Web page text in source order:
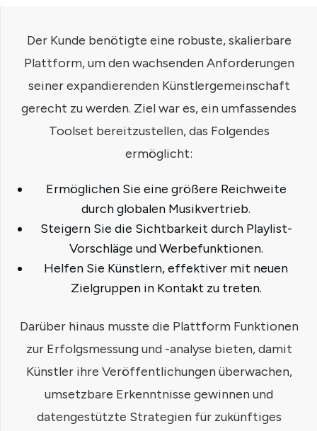
Der Kunde benötigte eine robuste, skalierbare
Plattform, um den wachsenden Anforderungen
seiner expandierenden Künstlergemeinschaft
gerecht zu werden. Ziel war es, ein umfassendes
Toolset bereitzustellen, das Folgendes
ermöglicht:
Ermöglichen Sie eine größere Reichweite
durch globalen Musikvertrieb.
Steigern Sie die Sichtbarkeit durch Playlist-
Vorschläge und Werbefunktionen.
Helfen Sie Künstlern, effektiver mit neuen
Zielgruppen in Kontakt zu treten.
Darüber hinaus musste die Plattform Funktionen
zur Erfolgsmessung und -analyse bieten, damit
Künstler ihre Veröffentlichungen überwachen,
umsetzbare Erkenntnisse gewinnen und
datengestützte Strategien für zukünftiges